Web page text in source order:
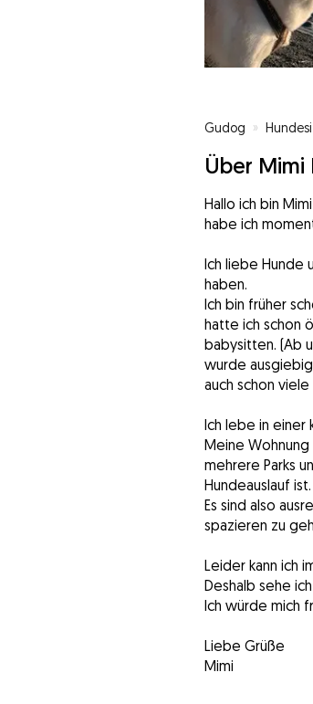
Gudog »
Über Mimi
Hallo ich bin
habe ich
Ich liebe Hunde
haben.
Ich bin früher
hatte ich schon
babysitten. (Ab
wurde
auch schon
Ich lebe in einer
Meine
mehrere Parks
Hundeauslauf ist.
Es sind also
spazieren zu
Leider kann ich
Deshalb sehe
Ich würde mich
Liebe Grüße
Mimi